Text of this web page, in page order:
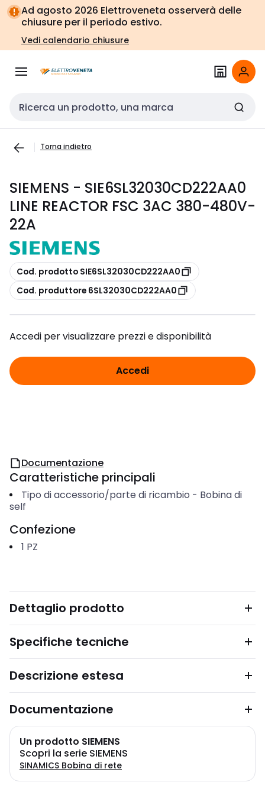
Vai alla
navigazione
Vai
alla
pagina
Ad agosto 2026 Elettroveneta osserverà delle
chiusure per il periodo estivo.
Vedi calendario chiusure
Cerca input
Torna indietro
SIEMENS - SIE6SL32030CD222AA0
LINE REACTOR FSC 3AC 380-480V-
22A
copia
Cod. prodotto SIE6SL32030CD222AA0
copia
Cod. produttore 6SL32030CD222AA0
Accedi per visualizzare prezzi e disponibilità
Accedi
Documentazione
Caratteristiche principali
Tipo di accessorio/parte di ricambio - Bobina di
self
Confezione
1 PZ
Dettaglio prodotto
Specifiche tecniche
Descrizione estesa
Documentazione
Un prodotto SIEMENS
Scopri la serie SIEMENS
SINAMICS Bobina di rete